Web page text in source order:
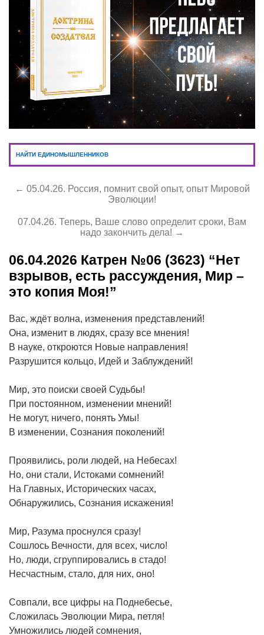
НАЙТИ ЕДИНОМЫШЛЕННИКОВ
← 05.04.26. Россия, помнит свой опыт, опыт Мировой
Эволюции!
07.04.26. Теперь, Ваше слово определит сроки, Вам
надо закончить дела! →
06.04.2026 Катрен №06 (3623) “Нет
взрывов, есть рассуждения, Мир –
это копия Моя!”
Вас, ждёт волна, изменения представлений!
Она, изменит в людях, сразу все мнения!
В науке, откроются Новые направления!
Разрушится кольцо, Идей и Заблуждений!
Мир, это поиски своей Судьбы!
При постоянном, изменении мнений!
Не могут, ничего, понять Умы!
В изменении, Сознания поколений!
Проявились, роли людей, на Небесах!
Но, они стали, Истоками сомнений!
На Главных, Исторических часах,
Обнаружились, Сознания искажения!
Мир, Разума проснулся сразу!
Сошлось Вечности, для всех, число!
Но, люди, сгруппировались в стадо!
Несчастным, стало, для них, оно!
Совпали, все цифры на Поднебесье,
Сложилась Эволюции Мира, петля!
Умножились людей сомнения,